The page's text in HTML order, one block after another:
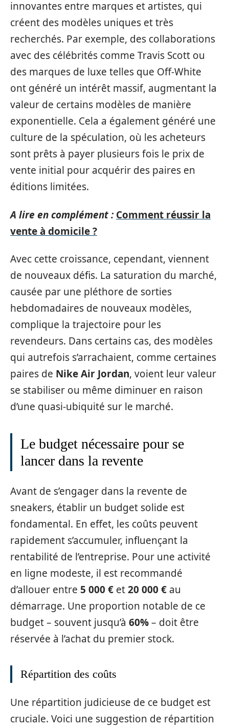
innovantes entre marques et artistes, qui
créent des modèles uniques et très
recherchés. Par exemple, des collaborations
avec des célébrités comme Travis Scott ou
des marques de luxe telles que Off-White
ont généré un intérêt massif, augmentant la
valeur de certains modèles de manière
exponentielle. Cela a également généré une
culture de la spéculation, où les acheteurs
sont prêts à payer plusieurs fois le prix de
vente initial pour acquérir des paires en
éditions limitées.
A lire en complément : Comment réussir la
vente à domicile ?
Avec cette croissance, cependant, viennent
de nouveaux défis. La saturation du marché,
causée par une pléthore de sorties
hebdomadaires de nouveaux modèles,
complique la trajectoire pour les
revendeurs. Dans certains cas, des modèles
qui autrefois s’arrachaient, comme certaines
paires de Nike Air Jordan, voient leur valeur
se stabiliser ou même diminuer en raison
d’une quasi-ubiquité sur le marché.
Le budget nécessaire pour se
lancer dans la revente
Avant de s’engager dans la revente de
sneakers, établir un budget solide est
fondamental. En effet, les coûts peuvent
rapidement s’accumuler, influençant la
rentabilité de l’entreprise. Pour une activité
en ligne modeste, il est recommandé
d’allouer entre 5 000 € et20 000 € au
démarrage. Une proportion notable de ce
budget – souvent jusqu’à 60%– doit être
réservée à l’achat du premier stock.
Répartition des coûts
Une répartition judicieuse de ce budget est
cruciale. Voici une suggestion de répartition